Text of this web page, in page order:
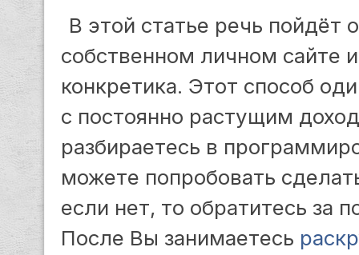
В этой статье речь пойдёт
собственном личном сайте
конкретика. Этот способ
с постоянно растущим
разбираетесь в
можете попробовать
если нет, то обратитесь за
После Вы занимаетесь